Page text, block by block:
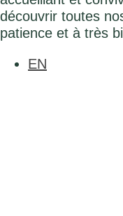
découvrir toutes
patience et à très
EN